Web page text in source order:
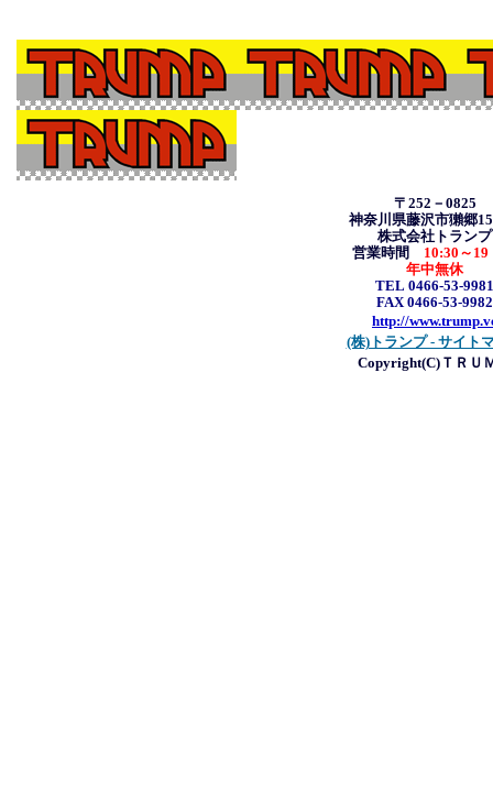
〒252－0825
神奈川県藤沢市獺郷
株式会社トランプ
営業時間 10:30 ～19
年中無休
TEL 0466-53-9981
FAX 0466-53-9982
http://
(株)トランプ - サイト
Copyright(C)ＴＲＵ